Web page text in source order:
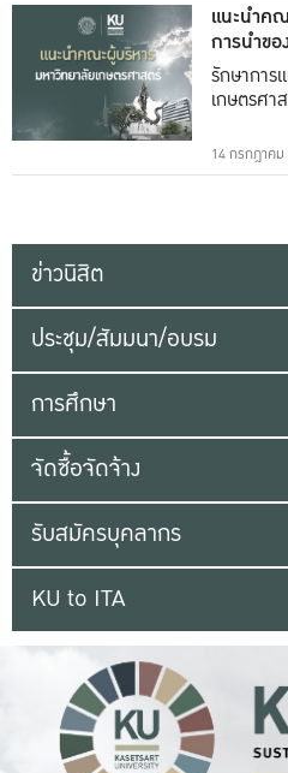
แนะนำค
การนำข
ธรรม
รักษาการ
เกษตรศา
14 กรกฎาคม
ข่าวนิสิต
ประชุม/สัมมนา/อบรม
การศึกษา
จัดซื้อจัดจ้าง
รับสมัครบุคลากร
KU to ITA